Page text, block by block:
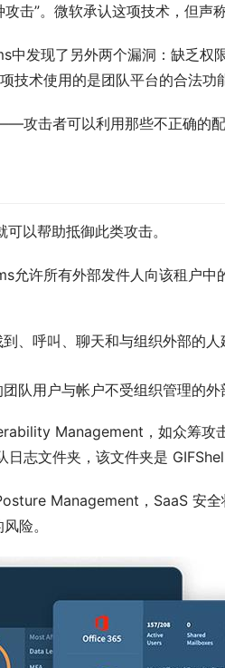
击”。微软承认这项技术，但声
发现了另外两个漏洞：缺乏
技术使用的是团队平台的合法功
攻击者可以利用那些不正确的
以帮助抵御此类攻击。
允许所有外部发件人向该租户
、呼叫、聊天和与组织外部的
用户与帐户不受组织管理的外
Management，如众筹
志文件夹，该文件夹是
Management，SaaS 安
险。